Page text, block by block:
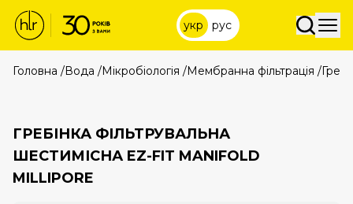
укр рус
Головна /Вода /Мікробіологія /Мембранна фільтрація /
ГРЕБІНКА ФІЛЬТРУВАЛЬНА
ШЕСТИМІСНА EZ-FIT MANIFOLD
MILLIPORE